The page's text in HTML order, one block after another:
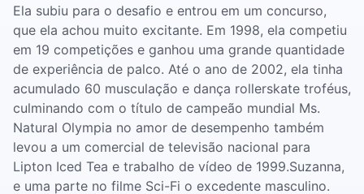
Ela subiu para o desafio e entrou em um concurso,
que ela achou muito excitante. Em 1998, ela competiu
em 19 competições e ganhou uma grande quantidade
de experiência de palco. Até o ano de 2002, ela tinha
acumulado 60 musculação e dança rollerskate troféus,
culminando com o título de campeão mundial Ms.
Natural Olympia no amor de desempenho também
levou a um comercial de televisão nacional para
Lipton Iced Tea e trabalho de vídeo de 1999.Suzanna,
e uma parte no filme Sci-Fi o excedente masculino.